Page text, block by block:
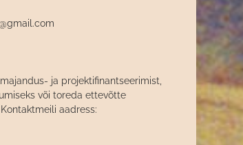
ja projektifinantseerimist,
või toreda ettevõtte
aadress: